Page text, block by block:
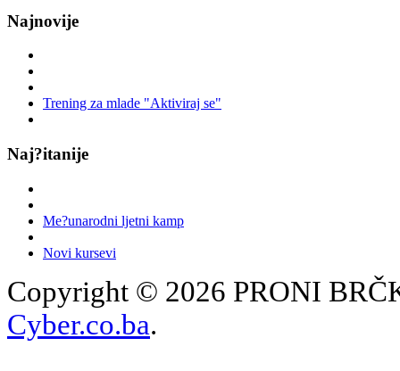
Najnovije
Trening za mlade "Aktiviraj se"
Naj?itanije
Me?unarodni ljetni kamp
Novi kursevi
Copyright © 2026 PRONI
Cyber.co.ba.